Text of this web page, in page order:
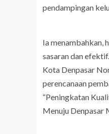
pendampingan
Ia menambahkan,
sasaran dan
Kota Denpasar
perencanaan
“Peningkatan
Menuju Denpasar